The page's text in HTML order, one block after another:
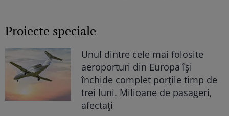
Proiecte speciale
Unul dintre cele mai folosite
aeroporturi din Europa își
închide complet porțile timp de
trei luni. Milioane de pasageri,
afectați